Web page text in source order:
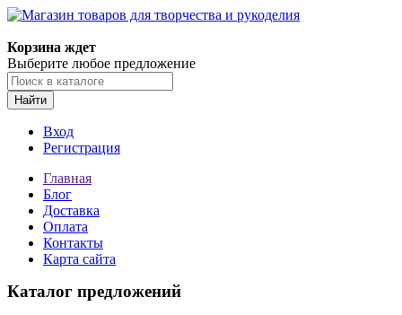
Корзина ждет
Выберите любое предложение
Найти
Вход
Регистрация
Главная
Блог
Доставка
Оплата
Контакты
Карта сайта
Каталог предложений